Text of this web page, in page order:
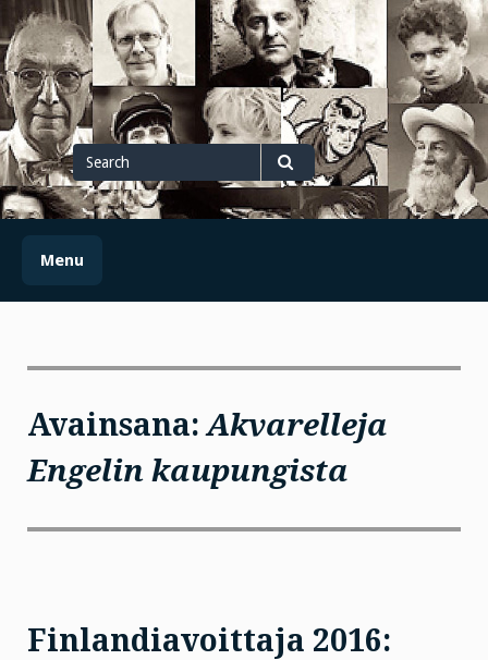
Skip
to
content
Search
for
Search
Menu
Avainsana:Akvarelleja
Engelin kaupungista
Finlandiavoittaja 2016: